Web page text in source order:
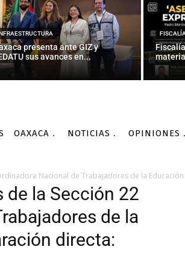
presenta ante GIZ y
sus avances en...
OAXACA NOTICIAS OPINIONES
Nacional de Trabajadores de la
de la Sección 22
de la
directa: